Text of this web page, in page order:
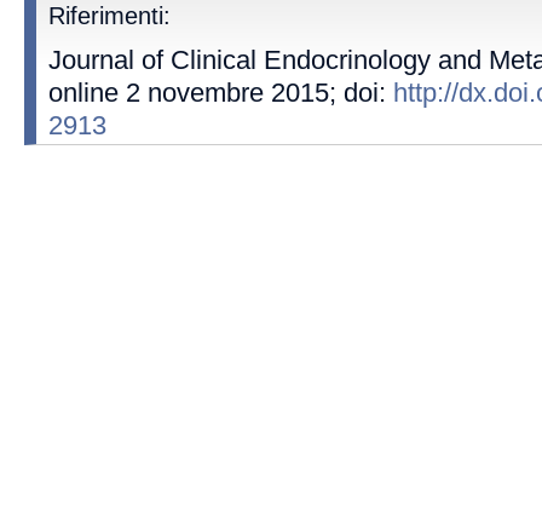
Riferimenti:
Journal of Clinical Endocrinology and
online 2 novembre 2015; doi: http://
2913